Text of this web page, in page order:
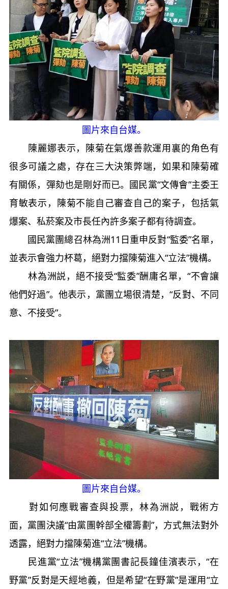
圖片來自台媒。
陳麗娜表示，陳菊在氣爆善款運用裏的角色有
很多可議之處，存在三大決策弊端，如果和陳菊確
有關係，彈劾也是剛好而已。國民黨“文傳會”主委王
育敏表示，陳菊不能自己審查自己的案子，包括氣
爆案、私菸案及市長任內許多案子都有待調查。
國民黨團總召林為洲11日重申反對“監委”名單，
並表示會強力杯葛，絕對力擋陳菊進入“立法”機構。
林為洲説，絕不接受“監委”酬庸名單，“不會讓
他們好過”。他表示，黨團立場很清楚，“反對、不同
意、不接受”。
圖片來自台媒。
對如何應戰審查與投票，林為洲説，戰術方
面，黨團決議“由黨團幹部全權籌劃”，方式無法對外
透露，絕對力擋陳菊進“立法”機構。
民進黨“立法”機構黨團書記長鐘佳濱表示，“在
野黨”反對是天經地義，但是希望“在野黨”是運用“立